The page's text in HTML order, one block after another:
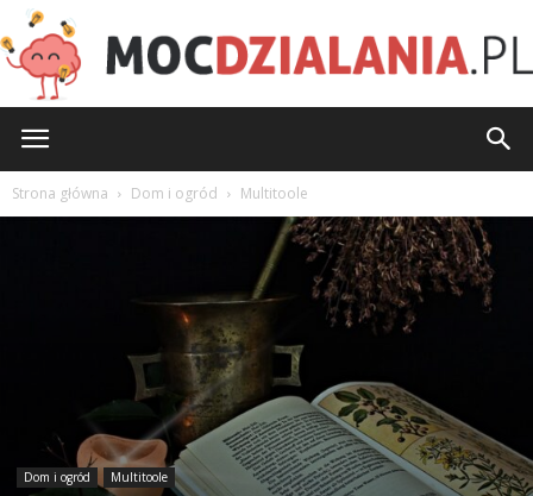
Strona główna Dom i ogród Multitoole
Dom i ogród Multitoole